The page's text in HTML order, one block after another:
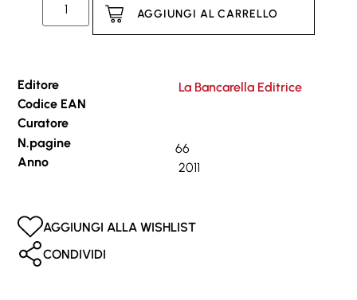
AGGIUNGI AL CARRELLO
Editore
La Bancarella Editrice
Codice EAN
Curatore
N.pagine
66
Anno
2011
AGGIUNGI ALLA WISHLIST
CONDIVIDI